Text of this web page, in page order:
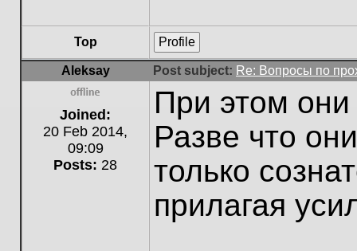
Top Profile
Aleksay Post subject: Re: Вопросы по
Offline
Joined:
20 Feb 2014,
09:09
Posts: 28
При этом
Разве что
только
прилагая